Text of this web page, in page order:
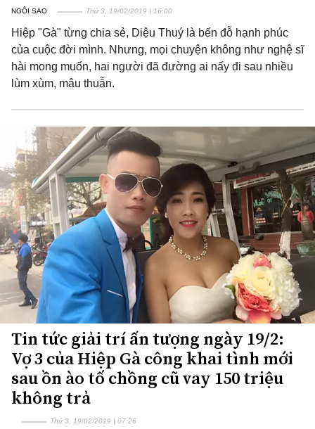
NGÔI SAO Thứ 3, 19/02/2019 | 16:00
Hiệp "Gà" từng chia sẻ, Diệu Thuý là bến đỗ hạnh phúc
của cuộc đời mình. Nhưng, mọi chuyện không như nghệ sĩ
hài mong muốn, hai người đã đường ai nấy đi sau nhiều
lùm xùm, mâu thuẫn.
Tin tức giải trí ấn tượng ngày 19/2:
Vợ 3 của Hiệp Gà công khai tình mới
sau ồn ào tố chồng cũ vay 150 triệu
không trả
Thứ 3, 19/02/2019 | 07:26